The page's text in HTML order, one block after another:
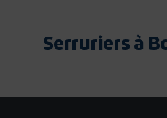
Serruriers à